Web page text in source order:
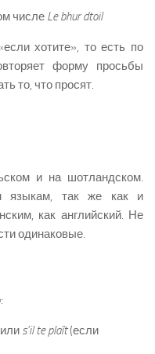
числе Le bhur dtoil
хотите», то есть по
форму просьбы
то, что просят.
и на шотландском.
языкам, так же как и
как английский. Не
одинаковые.
s’il te plaît(если